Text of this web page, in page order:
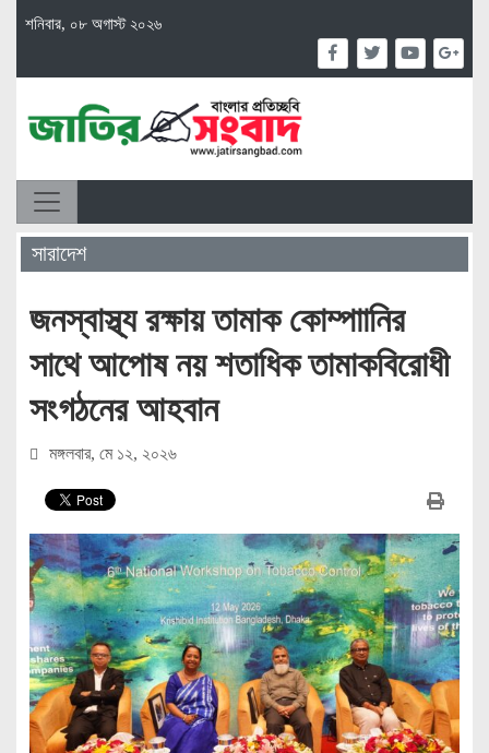
শনিবার, ০৮ অগাস্ট ২০২৬
সারাদেশ
জনস্বাস্থ্য রক্ষায় তামাক কোম্পাানির
সাথে আপোষ নয় শতাধিক তামাকবিরোধী
সংগঠনের আহবান
মঙ্গলবার, মে ১২, ২০২৬